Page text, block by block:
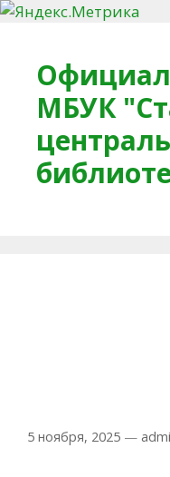
МБУК
5 ноября, 2025 —